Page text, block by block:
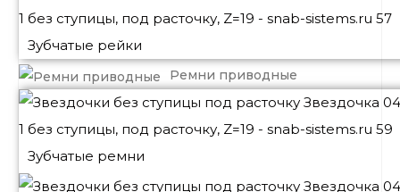
Зубчатые рейки
Ремни приводные
Зубчатые ремни